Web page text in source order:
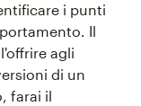
i punti
Il
agli
di un
farai il